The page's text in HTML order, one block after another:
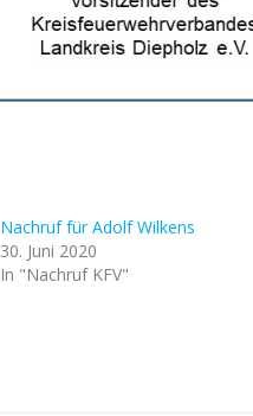
Nachruf für Adolf Wilkens
30. Juni 2020
In "Nachruf KFV"